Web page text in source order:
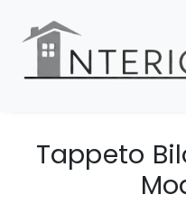
Tappeto